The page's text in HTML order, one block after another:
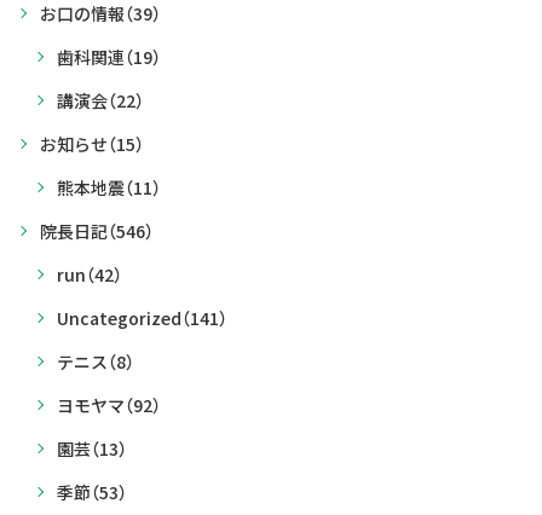
お口の情報（39）
歯科関連（19）
講演会（22）
お知らせ（15）
熊本地震（11）
院長日記（546）
run（42）
Uncategorized（141）
テニス（8）
ヨモヤマ（92）
園芸（13）
季節（53）